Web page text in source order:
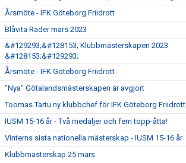
Årsmöte - IFK Göteborg Friidrott
Blåvita Rader mars 2023
&#129293;&#128153; Klubbmästerskapen 2023
&#128153;&#129293;
Årsmöte - IFK Göteborg Friidrott
"Nya" Götalandsmästerskapen är avgjort
Toomas Tartu ny klubbchef för IFK Göteborg Friidrott
IUSM 15-16 år - Två medaljer och fem topp-åtta!
Vinterns sista nationella mästerskap - IUSM 15-16 år
Klubbmästerskap 25 mars